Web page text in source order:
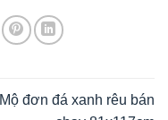
Mộ đơn đá xanh rêu bán